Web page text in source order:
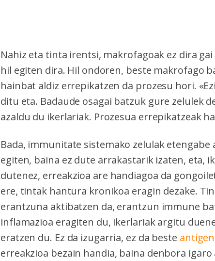
Nahiz eta tinta irentsi, makrofagoak ez dira
hil egiten dira. Hil ondoren, beste makrofago
hainbat aldiz errepikatzen da prozesu hori.
ditu eta. Badaude osagai batzuk gure zelulek
azaldu du ikerlariak. Prozesua errepikatzeak
Bada, immunitate sistemako zelulak
egiten, baina ez dute arrakastarik izaten, eta,
dutenez, erreakzioa are handiagoa da
ere, tintak hantura kronikoa eragin dezake.
erantzuna aktibatzen da, erantzun immune
inflamazioa eragiten du, ikerlariak argitu
eratzen du. Ez da izugarria, ez da beste
erreakzioa bezain handia, baina denbora